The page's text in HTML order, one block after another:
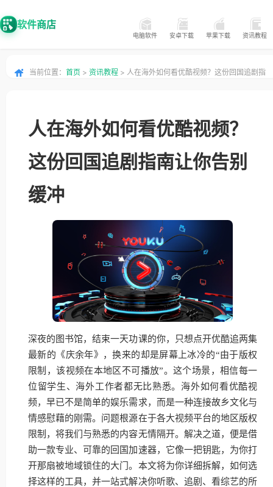
软件商店
电脑软件 安卓下载 苹果下载 资讯教程
当前位置： 首页 > 资讯教程 > 人在海外如何看优酷视频？这份回国追剧指
人在海外如何看优酷视频？
这份回国追剧指南让你告别
缓冲
深夜的图书馆，结束一天功课的你，只想点开优酷追两集
最新的《庆余年》，换来的却是屏幕上冰冷的“由于版权
限制，该视频在本地区不可播放”。这个场景，相信每一
位留学生、海外工作者都无比熟悉。海外如何看优酷视
频，早已不是简单的娱乐需求，而是一种连接故乡文化与
情感慰藉的刚需。问题根源在于各大视频平台的地区版权
限制，将我们与熟悉的内容无情隔开。解决之道，便是借
助一款专业、可靠的回国加速器，它像一把钥匙，为你打
开那扇被地域锁住的大门。本文将为你详细拆解，如何选
择这样的工具，并一站式解决你听歌、追剧、看综艺的所